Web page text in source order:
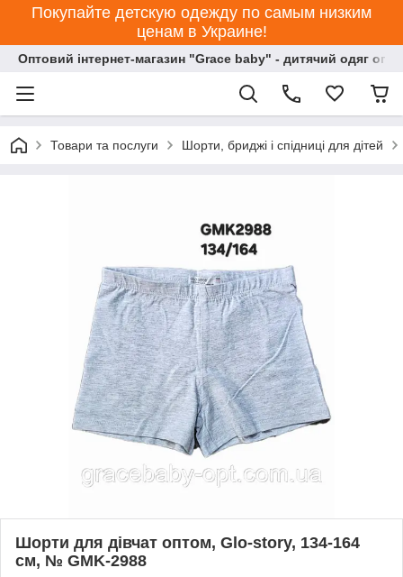
Покупайте детскую одежду по самым низким
ценам в Украине!
Оптовий інтернет-магазин "Grace baby" - дитячий одяг
Товари та послуги Шорти, бриджі і спідниці для дітей
Шорти для дівчат оптом, Glo-story, 134-164
см, № GMK-2988